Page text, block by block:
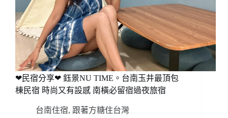
❤民宿分享❤ 鈺景NU TIME。台南玉井最頂包
棟民宿 時尚又有設感 南橫必留宿過夜旅宿
台南住宿, 跟著方糖住台灣